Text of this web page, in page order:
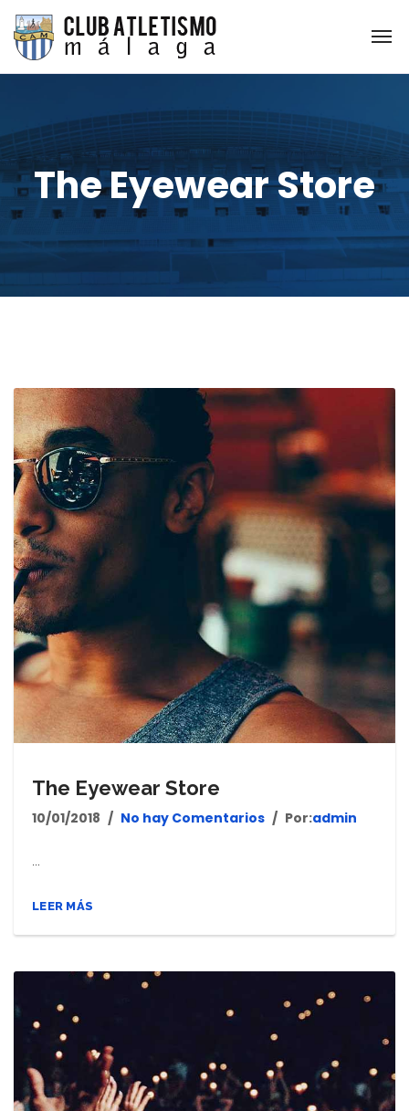
The Eyewear Store
The Eyewear Store
10/01/2018 No hay Comentarios Por:admin
LEER MÁS